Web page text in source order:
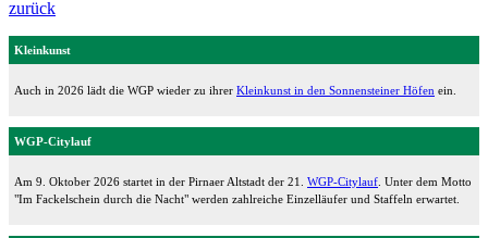
zurück
Kleinkunst
Auch in 2026 lädt die WGP wieder zu ihrer Kleinkunst in den Sonnensteiner Höfen ein.
WGP-Citylauf
Am 9. Oktober 2026 startet in der Pirnaer Altstadt der 21. WGP-Citylauf . Unter dem Motto
"Im Fackelschein durch die Nacht" werden zahlreiche Einzelläufer und Staffeln erwartet.